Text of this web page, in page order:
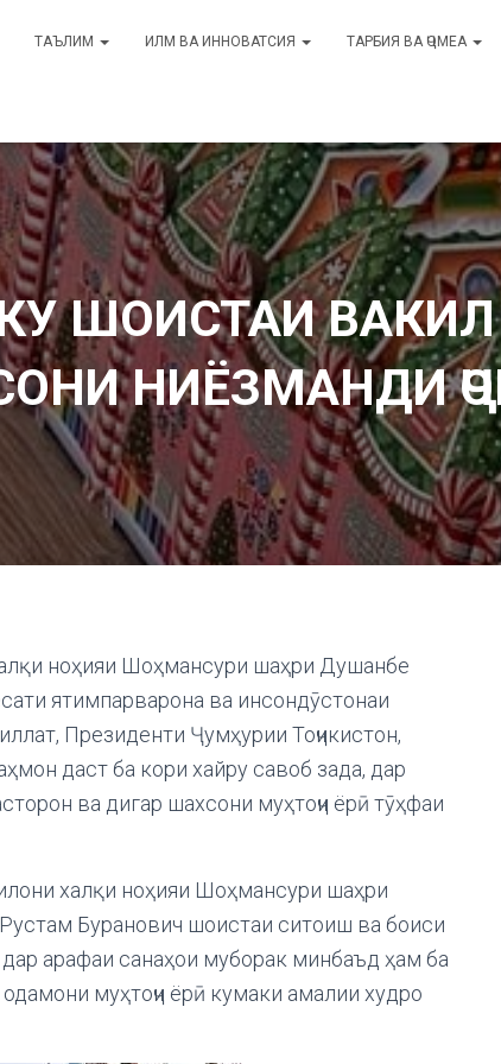
ТАЪЛИМ ИЛМ ВА ИННОВАТСИЯ ТАРБИЯ ВА ҶОМЕА
ШОИСТАИ
НИЁЗМАНДИ
ноҳияи Шоҳмансури шаҳри Душанбе
ятимпарварона ва инсондӯстонаи
Президенти Ҷумҳурии Тоҷикистон,
даст ба кори хайру савоб зада, дар
ва дигар шахсони муҳтоҷи ёрӣ тӯҳфаи
халқи ноҳияи Шоҳмансури шаҳри
Буранович шоистаи ситоиш ва боиси
арафаи санаҳои муборак минбаъд ҳам ба
муҳтоҷи ёрӣ кумаки амалии худро